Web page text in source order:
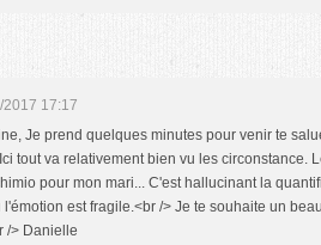
2017 17:17
Je prend quelques minutes pour venir te
tout va relativement bien vu les circonstance.
pour mon mari... C'est hallucinant la
est fragile.<br /> Je te souhaite un
> Danielle